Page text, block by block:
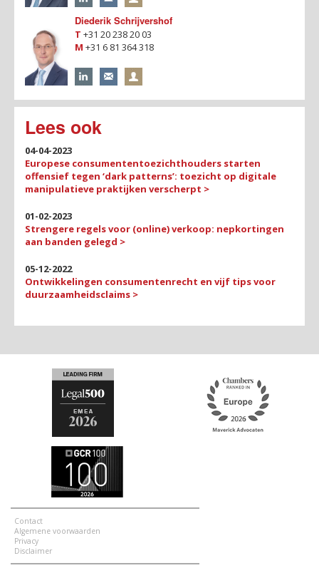
Diederik Schrijvershof
T +31 20 238 20 03
M +31 6 81 364 318
Lees ook
04-04-2023
Europese consumententoezichthouders starten
offensief tegen ‘dark patterns’: toezicht op digitale
manipulatieve praktijken verscherpt >
01-02-2023
Strengere regels voor (online) verkoop: nepkortingen
aan banden gelegd >
05-12-2022
Ontwikkelingen consumentenrecht en vijf tips voor
duurzaamheidsclaims >
Contact
Algemene voorwaarden
Privacy
Disclaimer